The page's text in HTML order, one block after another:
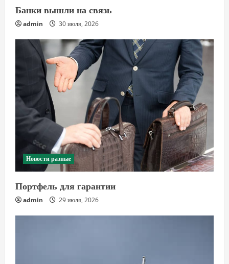
Банки вышли на связь
admin 30 июля, 2026
Новости разные
Портфель для гарантии
admin 29 июля, 2026